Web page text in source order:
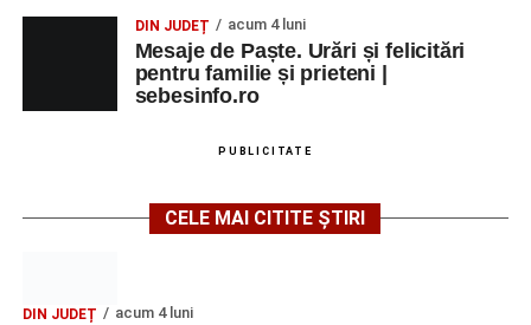
DIN JUDEȚ acum 4 luni
Mesaje de Paște. Urări și felicitări
pentru familie și prieteni |
sebesinfo.ro
PUBLICITATE
CELE MAI CITITE ȘTIRI
DIN JUDEȚ acum 4 luni